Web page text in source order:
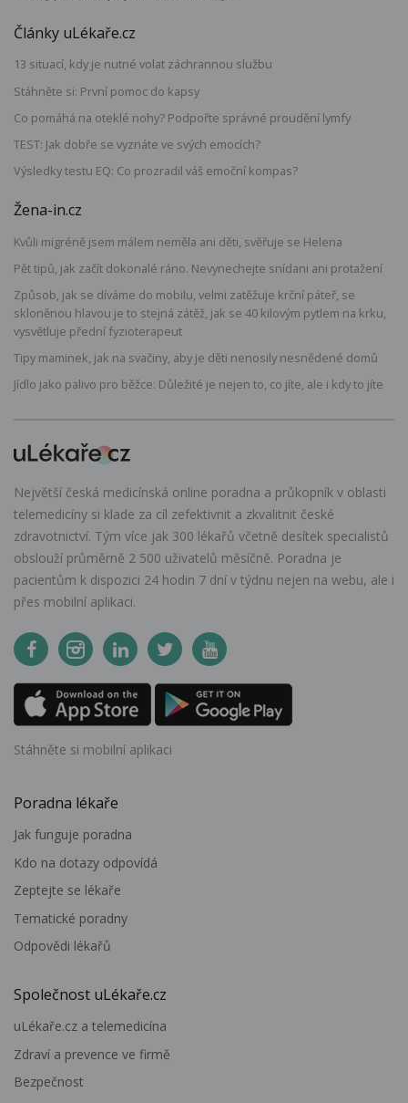
Články uLékaře.cz
13 situací, kdy je nutné volat záchrannou službu
Stáhněte si: První pomoc do kapsy
Co pomáhá na oteklé nohy? Podpořte správné proudění lymfy
TEST: Jak dobře se vyznáte ve svých emocích?
Výsledky testu EQ: Co prozradil váš emoční kompas?
Žena-in.cz
Kvůli migréně jsem málem neměla ani děti, svěřuje se Helena
Pět tipů, jak začít dokonalé ráno. Nevynechejte snídani ani protažení
Způsob, jak se díváme do mobilu, velmi zatěžuje krční páteř, se
skloněnou hlavou je to stejná zátěž, jak se 40 kilovým pytlem na krku,
vysvětluje přední fyzioterapeut
Tipy maminek, jak na svačiny, aby je děti nenosily nesnědené domů
Jídlo jako palivo pro běžce: Důležité je nejen to, co jíte, ale i kdy to jíte
Největší česká medicínská online poradna a průkopník v oblasti
telemedicíny si klade za cíl zefektivnit a zkvalitnit české
zdravotnictví. Tým více jak 300 lékařů včetně desítek specialistů
obslouží průměrně 2 500 uživatelů měsíčně. Poradna je
pacientům k dispozici 24 hodin 7 dní v týdnu nejen na webu, ale i
přes mobilní aplikaci.
Stáhněte si mobilní aplikaci
Poradna lékaře
Jak funguje poradna
Kdo na dotazy odpovídá
Zeptejte se lékaře
Tematické poradny
Odpovědi lékařů
Společnost uLékaře.cz
uLékaře.cz a telemedicína
Zdraví a prevence ve firmě
Bezpečnost